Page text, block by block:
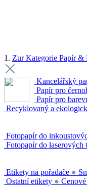
1. Zur Kategorie Papír &
Kancelářský
Papír pro
Papír pro
Recyklovaný a
Fotopapír do
Fotopapír do laserových
Etikety na pořadače ●
Ostatní etikety ●